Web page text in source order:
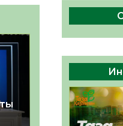
Руслан
әкімінің